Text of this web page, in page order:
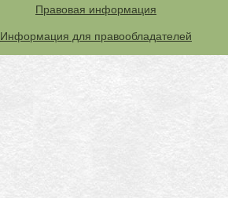
Правовая информация
Информация для правообладателей